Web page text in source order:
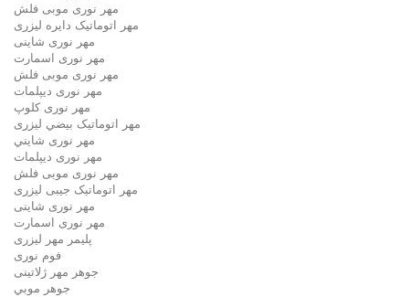
مهر نوری موبی فلش
مهر اتوماتیک دايره لیزری
مهر نوری شاینی
مهر نوری اسمارت
مهر نوری موبی فلش
مهر نوری دیپلمات
مهر نوری کلوپ
مهر اتوماتیک بيضي لیزری
مهر نوری شايني
مهر نوری دیپلمات
مهر نوری موبی فلش
مهر اتوماتیک جیبی لیزری
مهر نوری شاینی
مهر نوری اسمارت
پلیمر مهر لیزری
فوم نوری
جوهر مهر ژلاتینی
جوهر موبي